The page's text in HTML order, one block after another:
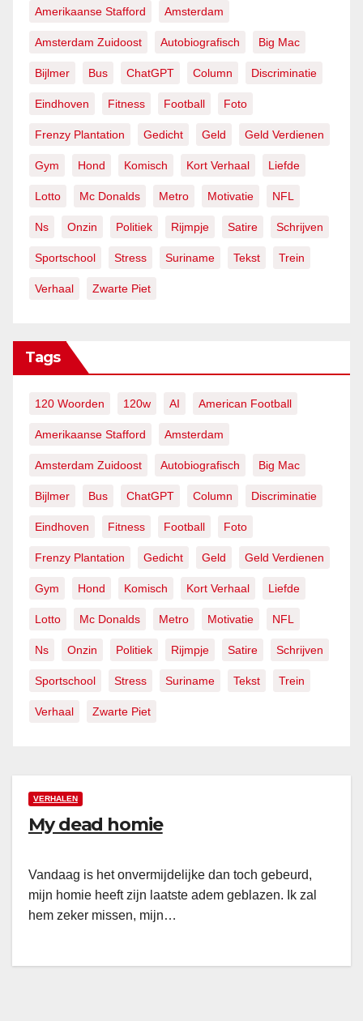
Amerikaanse Stafford Amsterdam
Amsterdam Zuidoost Autobiografisch Big Mac
Bijlmer Bus ChatGPT Column Discriminatie
Eindhoven Fitness Football Foto
Frenzy Plantation Gedicht Geld Geld Verdienen
Gym Hond Komisch Kort Verhaal Liefde
Lotto Mc Donalds Metro Motivatie NFL
Ns Onzin Politiek Rijmpje Satire Schrijven
Sportschool Stress Suriname Tekst Trein
Verhaal Zwarte Piet
Tags
120 Woorden 120w AI American Football
Amerikaanse Stafford Amsterdam
Amsterdam Zuidoost Autobiografisch Big Mac
Bijlmer Bus ChatGPT Column Discriminatie
Eindhoven Fitness Football Foto
Frenzy Plantation Gedicht Geld Geld Verdienen
Gym Hond Komisch Kort Verhaal Liefde
Lotto Mc Donalds Metro Motivatie NFL
Ns Onzin Politiek Rijmpje Satire Schrijven
Sportschool Stress Suriname Tekst Trein
Verhaal Zwarte Piet
VERHALEN
My dead homie
Vandaag is het onvermijdelijke dan toch gebeurd,
mijn homie heeft zijn laatste adem geblazen. Ik zal
hem zeker missen, mijn…